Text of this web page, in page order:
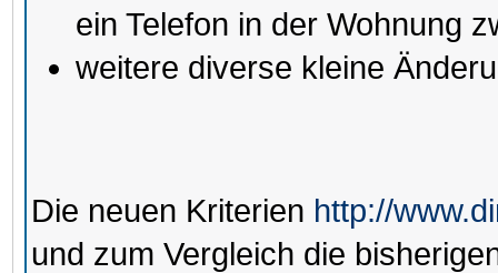
ein Telefon in der Wohnung
weitere diverse kleine
Die neuen Kriterien http://
und zum Vergleich die